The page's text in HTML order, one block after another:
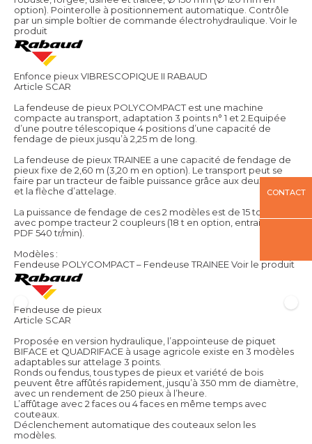
option). Pointerolle à positionnement automatique. Contrôle
par un simple boîtier de commande électrohydraulique. Voir le
produit
Enfonce pieux VIBRESCOPIQUE II RABAUD
Article SCAR
La fendeuse de pieux POLYCOMPACT est une machine
compacte au transport, adaptation 3 points n° 1 et 2.Equipée
d’une poutre télescopique 4 positions d’une capacité de
fendage de pieux jusqu’à 2,25 m de long.
La fendeuse de pieux TRAINEE a une capacité de fendage de
pieux fixe de 2,60 m (3,20 m en option). Le transport peut se
faire par un tracteur de faible puissance grâce aux deux roues
et la flèche d’attelage.
La puissance de fendage de ces 2 modèles est de 15 tonnes
avec pompe tracteur 2 coupleurs (18 t en option, entrainement
PDF 540 tr/min).
Modèles :
Fendeuse POLYCOMPACT – Fendeuse TRAINEEVoir le produit
Fendeuse de pieux
Article SCAR
Proposée en version hydraulique, l’appointeuse de piquet
BIFACE et QUADRIFACE à usage agricole existe en 3 modèles
adaptables sur attelage 3 points.
Ronds ou fendus, tous types de pieux et variété de bois
peuvent être affûtés rapidement, jusqu’à 350 mm de diamètre,
avec un rendement de 250 pieux à l’heure.
L’affûtage avec 2 faces ou 4 faces en même temps avec
couteaux.
Déclenchement automatique des couteaux selon les
modèles.
CONTACT